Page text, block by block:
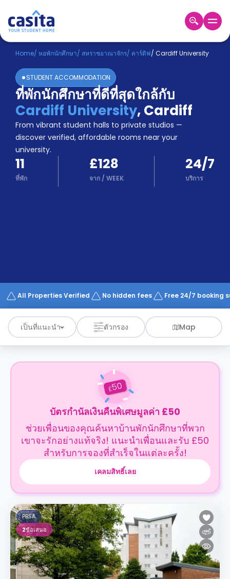
Home TH GBP
เข้าสู่
ระบบ
Booking
Accommodation
About
us
Blog
Refer
And
Earn
Become
Works
Home/ หอพักนักศึกษา/ สหราชอาณาจักร/ คาร์ดิฟ/ Cardiff University
STUDENT ACCOMMODATION
ที่พักนักศึกษาที่ดีที่สุดใกล้กับ
Cardiff University,Cardiff
From vibrant student halls to private studios —
discover verified, affordable rooms near your
university.
11
ที่พัก
£128
จาก/ WEEK
24/7
บริการ
All Properties Verified No hidden fees Free 24/7 booking
เป็นที่แนะนำ ตัวกรอง Map
£50
บัตรกำนัลเงินคืนพิเศษมูลค่า £50
ช่วยเพื่อนของคุณค้นหาบ้านพักนักศึกษาที่พวก
เขาจะรักอย่างแท้จริง! แนะนำเพื่อนและรับ £50
สำหรับการจองที่สำเร็จในแต่ละครั้ง!
เคลมสิทธิ์เลย
PBSA
2ข้อเสนอ